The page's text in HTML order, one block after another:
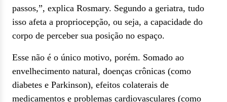
passos,”, explica Rosmary. Segundo a geriatra, tudo
isso afeta a propriocepção, ou seja, a capacidade do
corpo de perceber sua posição no espaço.
Esse não é o único motivo, porém. Somado ao
envelhecimento natural, doenças crônicas (como
diabetes e Parkinson), efeitos colaterais de
medicamentos e problemas cardiovasculares (como